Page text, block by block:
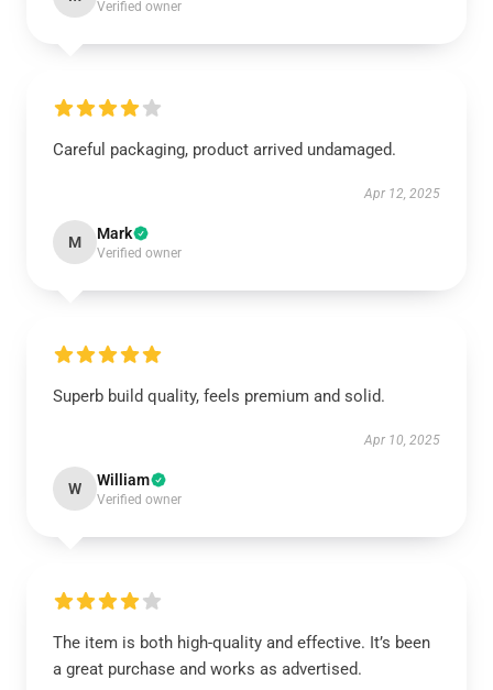
Verified owner
Careful packaging, product arrived undamaged.
Apr 12, 2025
M Mark
Verified owner
Superb build quality, feels premium and solid.
Apr 10, 2025
W William
Verified owner
The item is both high-quality and effective. It’s been
a great purchase and works as advertised.